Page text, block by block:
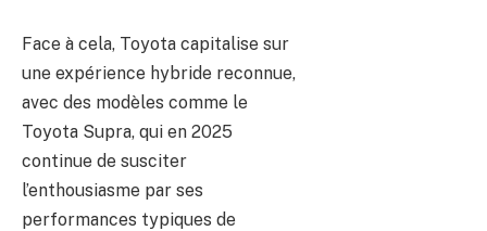
Face à cela, Toyota capitalise sur
une expérience hybride reconnue,
avec des modèles comme le
Toyota Supra, qui en 2025
continue de susciter
l’enthousiasme par ses
performances typiques de